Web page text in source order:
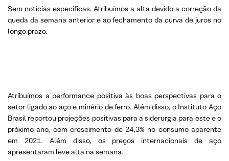
Sem notícias específicas. Atribuímos a alta devido a correção da
queda da semana anterior e ao fechamento da curva de juros no
longo prazo.
Atribuímos a performance positiva às boas perspectivas para o
setor ligado ao aço e minério de ferro. Além disso, o Instituto Aço
Brasil reportou projeções positivas para a siderurgia para este e o
próximo ano, com crescimento de 24,3% no consumo aparente
em 2021. Além disso, os preços internacionais de aço
apresentaram leve alta na semana.